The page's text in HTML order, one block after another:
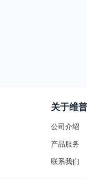
关于维普
公司介绍
产品服务
联系我们